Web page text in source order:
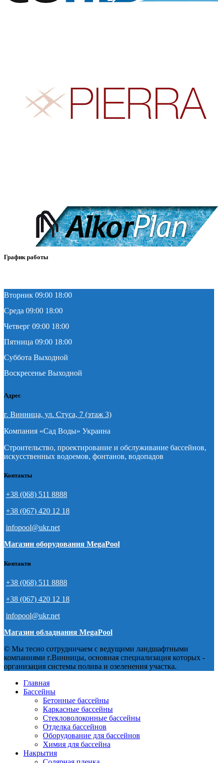
График работы
Вторник 09:00 18:00
Среда 09:00 18:00
Четверг 09:00 18:00
Пятница 09:00 18:00
Суббота Выходной
Воскресенье Выходной
Адрес
г. Винница, ул. Стуса, 7 (этаж 3)
Компания «Сад Воды» Украина
Строительство, проектирование и обслуживание бассейнов,
искусственных водоемов, фонтанов, водопадов
Контакты
+38 (068) 511 8888
+38 (067) 420 12 18
infopool@ukr.net
Магазин оборудования MegaPool
Контакти
+38 (068) 511 8888
+38 (067) 420 12 18
infopool@ukr.net
Магазин обладнання MegaPool
© Мы тесно сотрудничаем с ведущими ландшафтными
компаниями г.Винницы, основная специализация которых -
организация системы полива и озеленения участка.
Главная
Бассейны
Бетонные бассейны
Каркасные бассейны
Стекловолоконные бассейны
Отделка бассейнов
Оборудование для бассейнов
Химия для бассейна
Накрытия